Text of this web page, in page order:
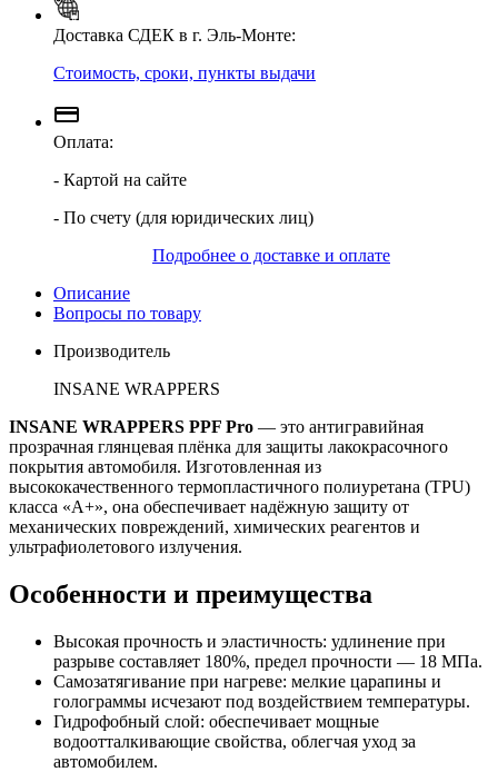
Доставка СДЕК в г. Эль-Монте:
Стоимость, сроки, пункты выдачи
Оплата:
- Картой на сайте
- По счету (для юридических лиц)
Подробнее о доставке и оплате
Описание
Вопросы по товару
Производитель
INSANE WRAPPERS
INSANE WRAPPERS PPF Pro — это антигравийная
прозрачная глянцевая плёнка для защиты лакокрасочного
покрытия автомобиля. Изготовленная из
высококачественного термопластичного полиуретана (TPU)
класса «А+», она обеспечивает надёжную защиту от
механических повреждений, химических реагентов и
ультрафиолетового излучения.
Особенности и преимущества
Высокая прочность и эластичность: удлинение при
разрыве составляет 180%, предел прочности — 18 МПа.
Самозатягивание при нагреве: мелкие царапины и
голограммы исчезают под воздействием температуры.
Гидрофобный слой: обеспечивает мощные
водоотталкивающие свойства, облегчая уход за
автомобилем.